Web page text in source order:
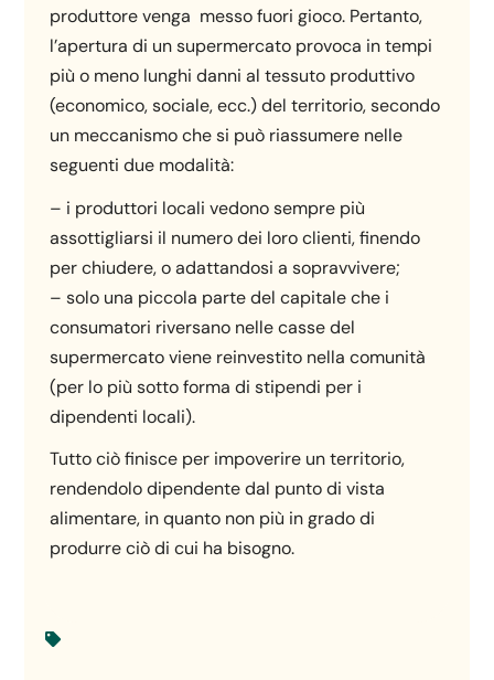
produttore venga messo fuori gioco. Pertanto,
l’apertura di un supermercato provoca in tempi
più o meno lunghi danni al tessuto produttivo
(economico, sociale, ecc.) del territorio, secondo
un meccanismo che si può riassumere nelle
seguenti due modalità:
– i produttori locali vedono sempre più
assottigliarsi il numero dei loro clienti, finendo
per chiudere, o adattandosi a sopravvivere;
– solo una piccola parte del capitale che i
consumatori riversano nelle casse del
supermercato viene reinvestito nella comunità
(per lo più sotto forma di stipendi per i
dipendenti locali).
Tutto ciò finisce per impoverire un territorio,
rendendolo dipendente dal punto di vista
alimentare, in quanto non più in grado di
produrre ciò di cui ha bisogno.
